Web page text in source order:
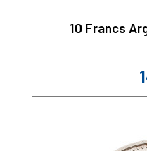
10 Francs